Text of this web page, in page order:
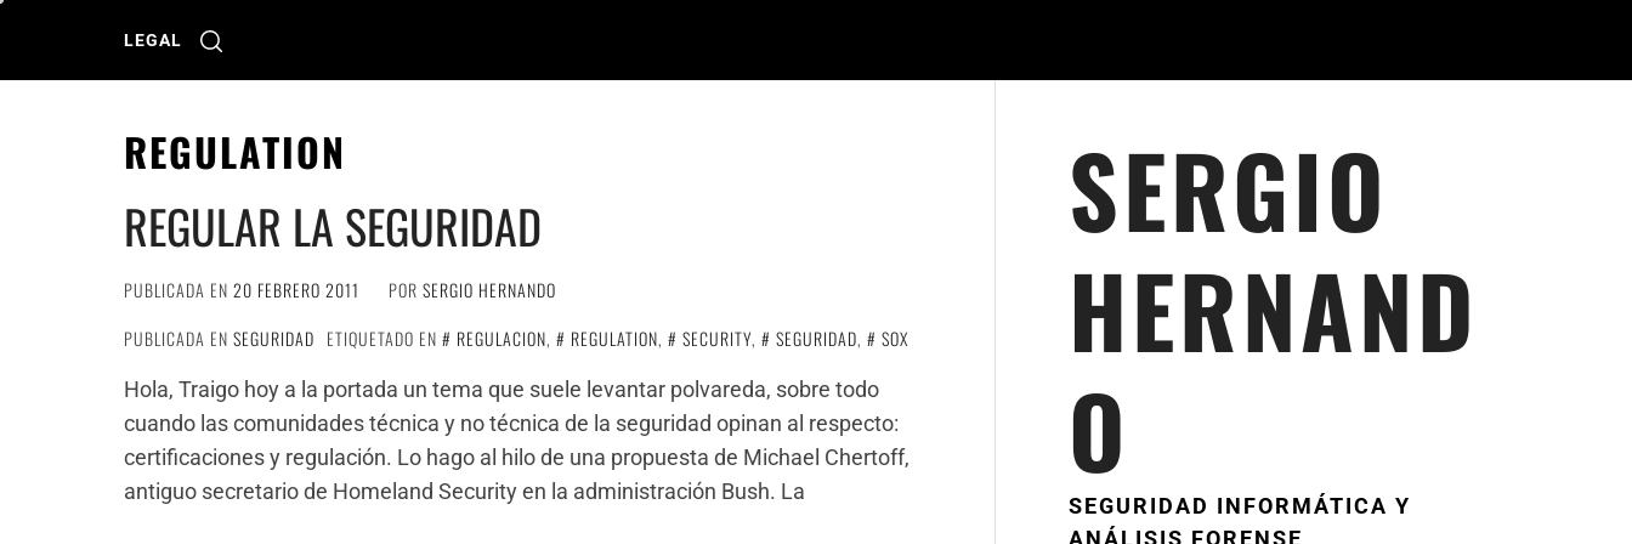
LEGAL
REGULATION
REGULAR LA SEGURIDAD
PUBLICADA EN 20 FEBRERO 2011 POR SERGIO HERNANDO
PUBLICADA EN SEGURIDAD ETIQUETADO EN REGULACION, REGULATION, SECURITY, SEGURIDAD,
SOX
Hola, Traigo hoy a la portada un tema que suele levantar polvareda, sobre todo
cuando las comunidades técnica y no técnica de la seguridad opinan al respecto:
certificaciones y regulación. Lo hago al hilo de una propuesta de Michael Chertoff,
antiguo secretario de Homeland Security en la administración Bush. La
SERGIO
HERNAND
O
SEGURIDAD INFORMÁTICA Y
ANÁLISIS FORENSE